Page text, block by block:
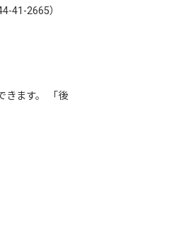
41-2665）
きます。 「後